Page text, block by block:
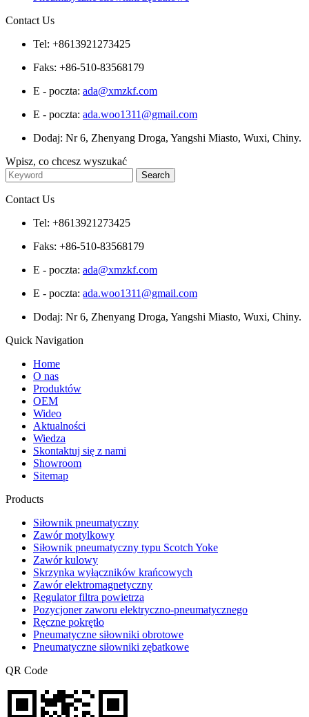
Contact Us
Tel: +8613921273425
Faks: +86-510-83568179
E - poczta: ada@xmzkf.com
E - poczta: ada.woo1311@gmail.com
Dodaj: Nr 6, Zhenyang Droga, Yangshi Miasto, Wuxi, Chiny.
Wpisz, co chcesz wyszukać
Contact Us
Tel: +8613921273425
Faks: +86-510-83568179
E - poczta: ada@xmzkf.com
E - poczta: ada.woo1311@gmail.com
Dodaj: Nr 6, Zhenyang Droga, Yangshi Miasto, Wuxi, Chiny.
Quick Navigation
Home
O nas
Produktów
OEM
Wideo
Aktualności
Wiedza
Skontaktuj się z nami
Showroom
Sitemap
Products
Siłownik pneumatyczny
Zawór motylkowy
Siłownik pneumatyczny typu Scotch Yoke
Zawór kulowy
Skrzynka wyłączników krańcowych
Zawór elektromagnetyczny
Regulator filtra powietrza
Pozycjoner zaworu elektryczno-pneumatycznego
Ręczne pokrętło
Pneumatyczne siłowniki obrotowe
Pneumatyczne siłowniki zębatkowe
QR Code